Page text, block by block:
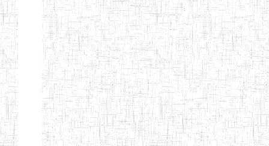
FONTAINE
ENIEG BILINGUE
LA COURONNE
25/06/2014 ENIEG
ENIET BILINGUE
LA
PERFORMANCE
06/01/2014 ENIET